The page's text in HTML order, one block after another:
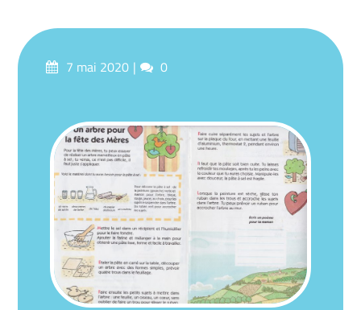
Posté7 mai 2020 commentaires
0